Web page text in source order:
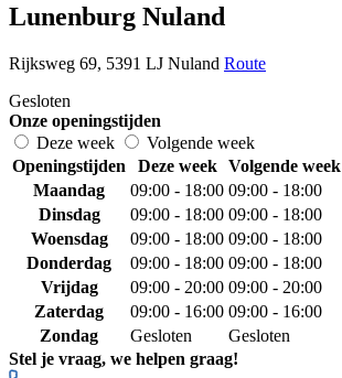
Lunenburg Nuland
Rijksweg 69, 5391 LJ Nuland Route
Gesloten
Onze openingstijden
Deze week
Volgende week
Openingstijden
Deze week
Volgende week
Maandag
09:00 - 18:00 09:00 - 18:00
Dinsdag
09:00 - 18:00 09:00 - 18:00
Woensdag
09:00 - 18:00 09:00 - 18:00
Donderdag
09:00 - 18:00 09:00 - 18:00
Vrijdag
09:00 - 20:00 09:00 - 20:00
Zaterdag
09:00 - 16:00 09:00 - 16:00
Zondag
Gesloten
Gesloten
Stel je vraag, we helpen graag!